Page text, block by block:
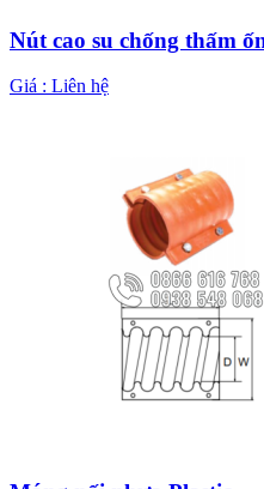
Nút cao su chống thấm
Giá : Liên hệ